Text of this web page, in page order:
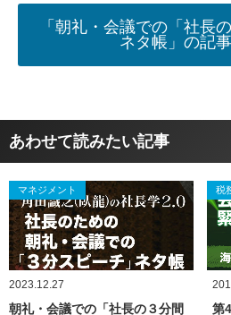
「朝礼・会議での「社長
ネタ帳」の記
あわせて読みたい記事
マネジメント
2023.12.27
朝礼・会議での「社長の３分間
税
第